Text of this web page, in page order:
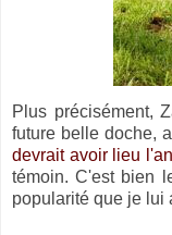
Plus précisément,
future belle doche,
devrait avoir lieu
témoin. C'est bien
popularité que je lui